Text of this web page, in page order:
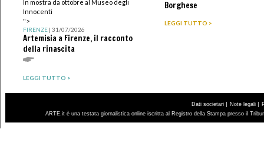
In mostra da ottobre al Museo degli
Innocenti
">
FIRENZE| 31/07/2026
Artemisia a Firenze, il racconto
della rinascita
LEGGI TUTTO >
Borghese
LEGGI TUTTO >
Dati societari | Note legali |
ARTE.it è una testata giornalistica online iscritta al Registro della Stampa presso il